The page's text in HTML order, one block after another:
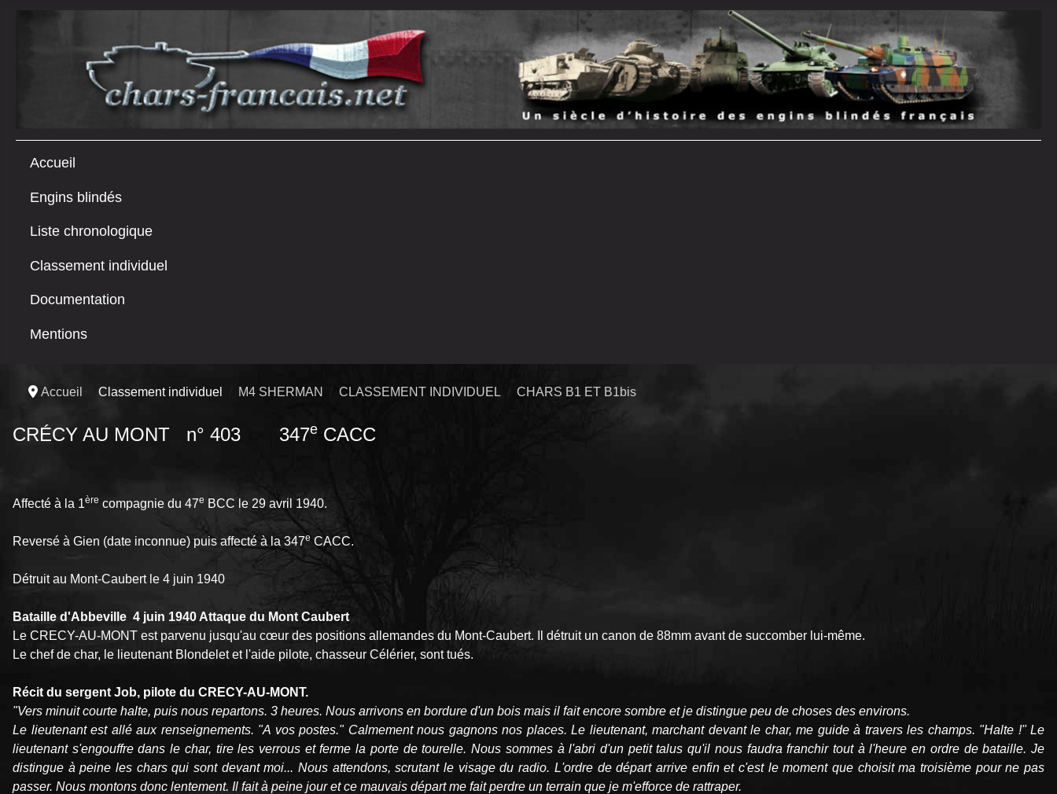
Accueil
Engins blindés
Liste chronologique
Classement individuel
Documentation
Mentions
Accueil Classement individuel M4 SHERMAN CLASSEMENT INDIVIDUEL CHARS B1 ET B1bis
CRÉCY AU MONT n° 403 347e CACC
Affecté à la 1ère compagnie du 47e BCC le 29 avril 1940.
Reversé à Gien (date inconnue) puis affecté à la 347eCACC.
Détruit au Mont-Caubert le 4 juin 1940
Bataille d'Abbeville 4 juin 1940 Attaque du Mont Caubert
Le CRECY-AU-MONT est parvenu jusqu'au cœur des positions allemandes du Mont-Caubert. Il détruit un canon de 88mm avant de succomber lui-même.
Le chef de char, le lieutenant Blondelet et l'aide pilote, chasseur Célérier, sont tués.
Récit du sergent Job, pilote du CRECY-AU-MONT.
"Vers minuit courte halte, puis nous repartons. 3 heures. Nous arrivons en bordure d'un bois mais il fait encore sombre et je distingue peu de choses des environs.
Le lieutenant est allé aux renseignements. "A vos postes." Calmement nous gagnons nos places. Le lieutenant, marchant devant le char, me guide à travers les champs. "Halte !" Le
lieutenant s'engouffre dans le char, tire les verrous et ferme la porte de tourelle. Nous sommes à l'abri d'un petit talus qu'il nous faudra franchir tout à l'heure en ordre de bataille. Je
distingue à peine les chars qui sont devant moi... Nous attendons, scrutant le visage du radio. L'ordre de départ arrive enfin et c'est le moment que choisit ma troisième pour ne pas
passer. Nous montons donc lentement. Il fait à peine jour et ce mauvais départ me fait perdre un terrain que je m'efforce de rattraper.